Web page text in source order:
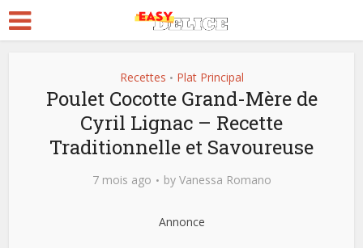
Recettes • Plat Principal
Poulet Cocotte Grand-Mère de
Cyril Lignac – Recette
Traditionnelle et Savoureuse
7 mois ago by Vanessa Romano
Annonce